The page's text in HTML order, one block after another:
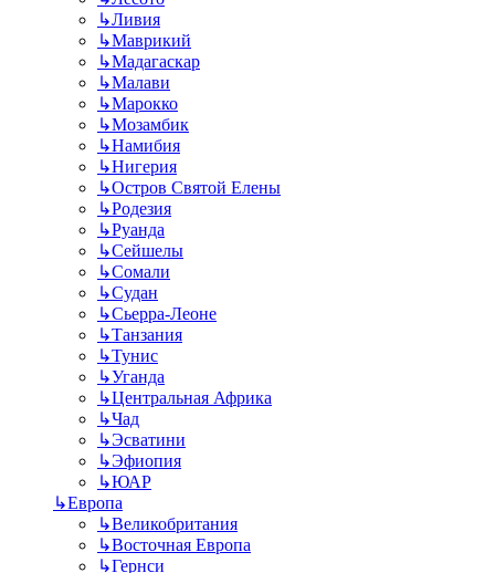
↳Ливия
↳Маврикий
↳Мадагаскар
↳Малави
↳Марокко
↳Мозамбик
↳Намибия
↳Нигерия
↳Остров Святой Елены
↳Родезия
↳Руанда
↳Сейшелы
↳Сомали
↳Судан
↳Сьерра-Леоне
↳Танзания
↳Тунис
↳Уганда
↳Центральная Африка
↳Чад
↳Эсватини
↳Эфиопия
↳ЮАР
↳Европа
↳Великобритания
↳Восточная Европа
↳Гернси